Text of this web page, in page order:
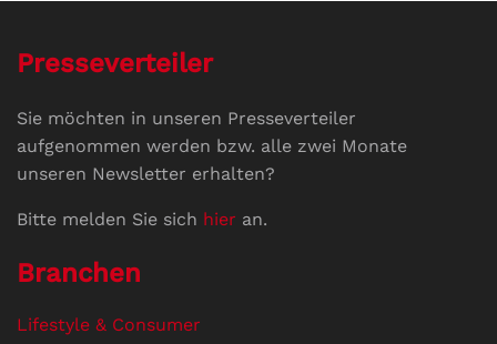
Presseverteiler
Sie möchten in unseren Presseverteiler
aufgenommen werden bzw. alle zwei Monate
unseren Newsletter erhalten?
Bitte melden Sie sich hier an.
Branchen
Lifestyle & Consumer